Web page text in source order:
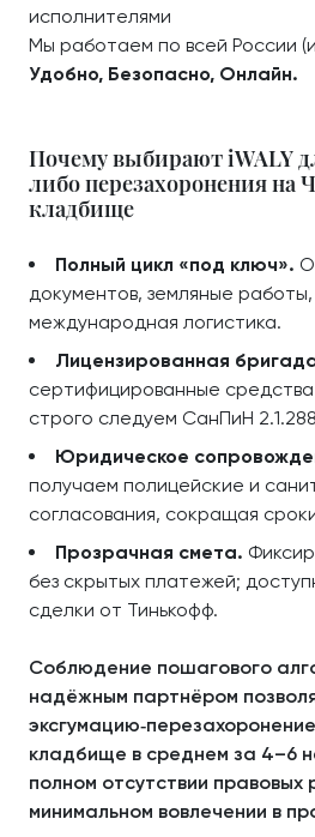
исполнителями
Мы работаем по всей России
Удобно, Безопасно, Онлайн.
Почему выбирают iWALY
либо перезахоронения на
кладбище
Полный цикл «под ключ».
документов, земляные
международная логистика.
Лицензированная
сертифицированные
строго следуем СанПиН
Юридическое
получаем полицейские и
согласования, сокращая
Прозрачная смета.
без скрытых платежей;
сделки от Тинькофф.
Соблюдение пошагового
надёжным партнёром
кладбище в среднем за 4–6
полном отсутствии правовых
минимальном вовлечении в